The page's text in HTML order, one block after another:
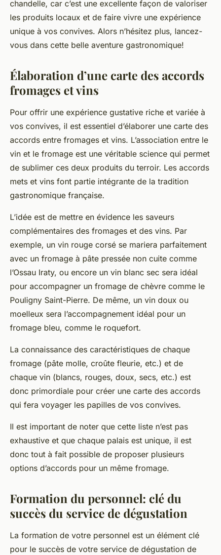
chandelle, car c’est une excellente façon de valoriser
les produits locaux et de faire vivre une expérience
unique à vos convives. Alors n’hésitez plus, lancez-
vous dans cette belle aventure gastronomique!
Élaboration d’une carte des accords
fromages et vins
Pour offrir une expérience gustative riche et variée à
vos convives, il est essentiel d’élaborer une carte des
accords entre fromages et vins. L’association entre le
vin et le fromage est une véritable science qui permet
de sublimer ces deux produits du terroir. Les accords
mets et vins font partie intégrante de la tradition
gastronomique française.
L’idée est de mettre en évidence les saveurs
complémentaires des fromages et des vins. Par
exemple, un vin rouge corsé se mariera parfaitement
avec un fromage à pâte pressée non cuite comme
l’Ossau Iraty, ou encore un vin blanc sec sera idéal
pour accompagner un fromage de chèvre comme le
Pouligny Saint-Pierre. De même, un vin doux ou
moelleux sera l’accompagnement idéal pour un
fromage bleu, comme le roquefort.
La connaissance des caractéristiques de chaque
fromage (pâte molle, croûte fleurie, etc.) et de
chaque vin (blancs, rouges, doux, secs, etc.) est
donc primordiale pour créer une carte des accords
qui fera voyager les papilles de vos convives.
Il est important de noter que cette liste n’est pas
exhaustive et que chaque palais est unique, il est
donc tout à fait possible de proposer plusieurs
options d’accords pour un même fromage.
Formation du personnel: clé du
succès du service de dégustation
La formation de votre personnel est un élément clé
pour le succès de votre service de dégustation de